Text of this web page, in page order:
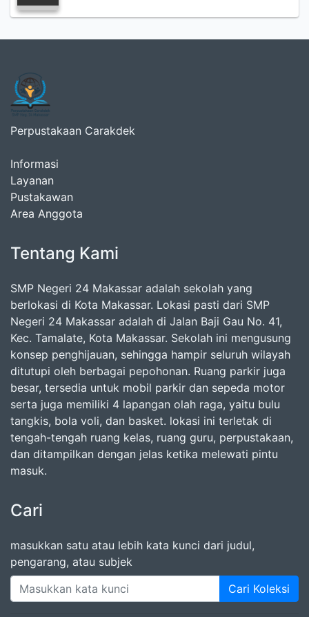
Perpustakaan Carakdek
Informasi
Layanan
Pustakawan
Area Anggota
Tentang Kami
SMP Negeri 24 Makassar adalah sekolah yang
berlokasi di Kota Makassar. Lokasi pasti dari SMP
Negeri 24 Makassar adalah di Jalan Baji Gau No. 41,
Kec. Tamalate, Kota Makassar. Sekolah ini mengusung
konsep penghijauan, sehingga hampir seluruh wilayah
ditutupi oleh berbagai pepohonan. Ruang parkir juga
besar, tersedia untuk mobil parkir dan sepeda motor
serta juga memiliki 4 lapangan olah raga, yaitu bulu
tangkis, bola voli, dan basket. lokasi ini terletak di
tengah-tengah ruang kelas, ruang guru, perpustakaan,
dan ditampilkan dengan jelas ketika melewati pintu
masuk.
Cari
masukkan satu atau lebih kata kunci dari judul,
pengarang, atau subjek
Cari Koleksi